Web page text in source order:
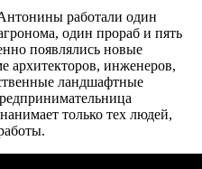
работали один
один прораб и пять
появлялись новые
архитекторов, инженеров,
ландшафтные
только тех людей,